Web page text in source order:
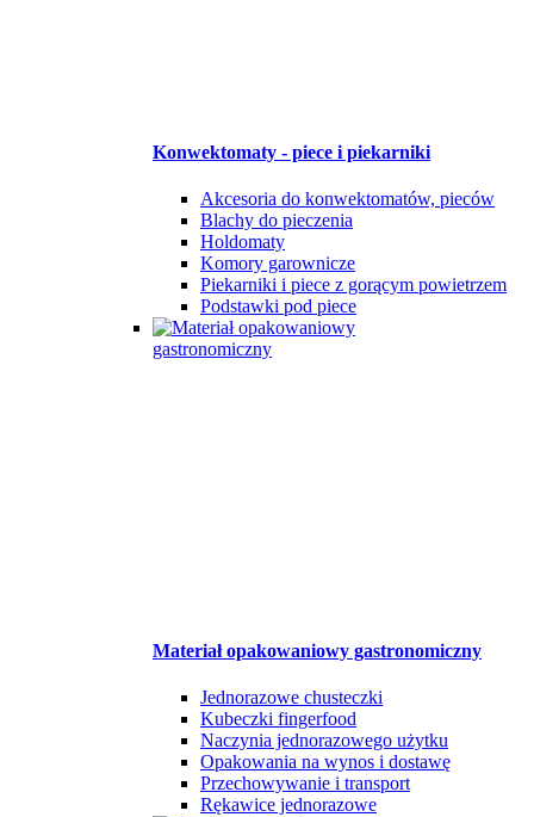
Konwektomaty - piece i piekarniki
Akcesoria do konwektomatów, pieców
Blachy do pieczenia
Holdomaty
Komory garownicze
Piekarniki i piece z gorącym powietrzem
Podstawki pod piece
Materiał opakowaniowy gastronomiczny
Jednorazowe chusteczki
Kubeczki fingerfood
Naczynia jednorazowego użytku
Opakowania na wynos i dostawę
Przechowywanie i transport
Rękawice jednorazowe